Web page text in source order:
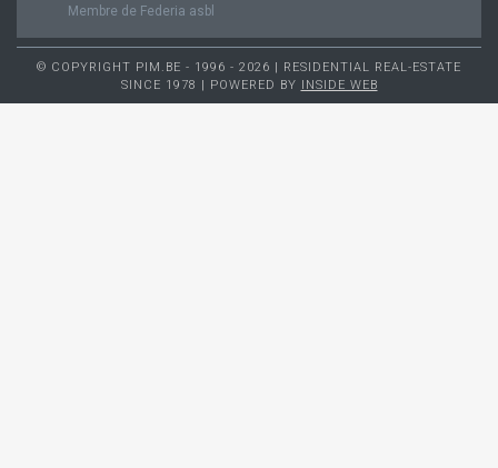
Membre de Federia asbl
© COPYRIGHT PIM.BE - 1996 - 2026 | RESIDENTIAL REAL-ESTATE
SINCE 1978 | POWERED BY INSIDE WEB